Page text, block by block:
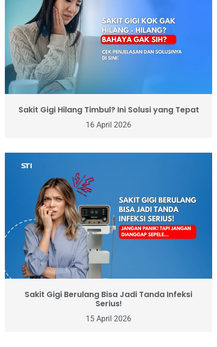
Sakit Gigi Hilang Timbul? Ini Solusi yang Tepat
16 April 2026
Sakit Gigi Berulang Bisa Jadi Tanda Infeksi
Serius!
15 April 2026